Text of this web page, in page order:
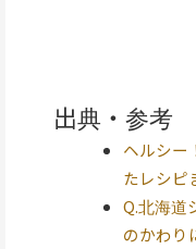
出典・参考
ヘルシー
たレシピ
Q.北海道
のかわり